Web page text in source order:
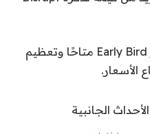
بينما لا يزال تسعير Early Bird متاحًا وتعظيم
الأسعار.